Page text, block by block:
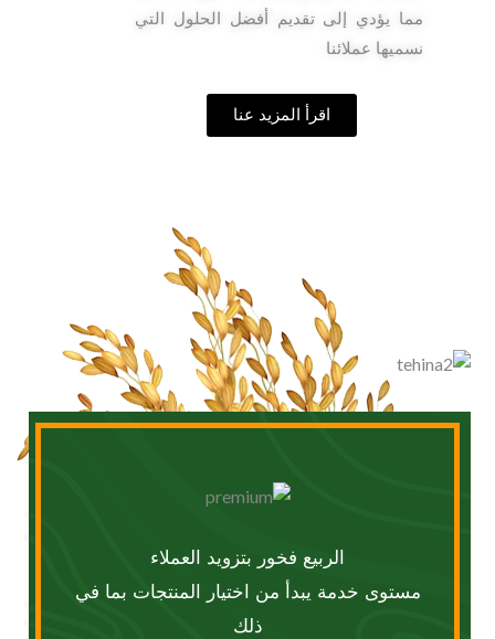
مما يؤدي إلى تقديم أفضل الحلول التي
نسميها عملائنا
اقرأ المزيد عنا
مستوى خدمة يبدأ من اختيار المنتجات بما في
ذلك